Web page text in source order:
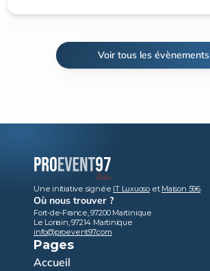
Voir tous les évènements
Une initiative signée IT Luxuoso et Maison 596.
Où nous trouver ?
Fort-de-France, 97200 Martinique
Le Lorrain, 97214 Martinique
info@proevent97.com
Pages
Accueil